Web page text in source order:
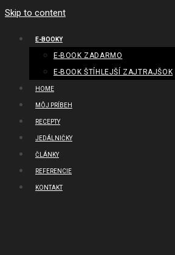
Skip to content
E-BOOKY
E-BOOK ZADARMO
E-BOOK ŠTÍHLEJŠÍ ZAJTRAJŠOK
HOME
MÔJ PRÍBEH
RECEPTY
JEDÁLNIČKY
ČLÁNKY
REFERENCIE
KONTAKT